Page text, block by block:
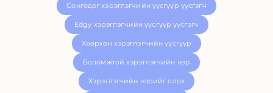
Сонгодог хэрэглэгчийн үүсгүүр үүсгэгч
Edgy хэрэглэгчийн үүсгүүр үүсгэгч
Хөөрхөн хэрэглэгчийн үүсгүүр
Боломжтой хэрэглэгчийн нэр
Хэрэглэгчийн нэрийг олох